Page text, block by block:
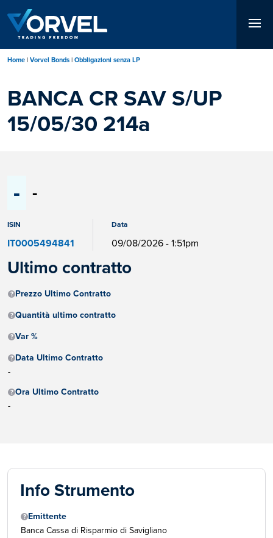
contenuto
principale
Home Vorvel Bonds Obbligazioni senza LP
BANCA CR SAV S/UP
15/05/30 214a
- -
ISIN
IT0005494841
Data
09/08/2026 - 1:51pm
Ultimo contratto
Prezzo Ultimo Contratto
Quantità ultimo contratto
Var %
Data Ultimo Contratto
-
Ora Ultimo Contratto
-
Info Strumento
Emittente
Banca Cassa di Risparmio di Savigliano